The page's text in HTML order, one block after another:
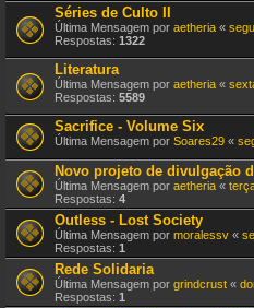
Séries de Culto II
Última Mensagem por aetheria «
Respostas: 1322
Literatura
Última Mensagem por aetheria «
Respostas: 5589
Sacrifice - Volume Six
Última Mensagem por Soares29 «
Novo projeto de divulgação
Última Mensagem por aetheria «
Respostas: 4
Outless - Lost Society
Última Mensagem por moralessv «
Respostas: 1
Rede Solidaria
Última Mensagem por grindcrust «
Respostas: 1